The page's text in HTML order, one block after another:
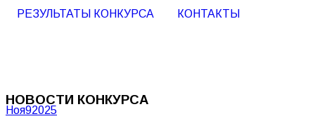
РЕЗУЛЬТАТЫ КОНКУРСА
КОНТАКТЫ
НОВОСТИ КОНКУРСА
Ноя92025